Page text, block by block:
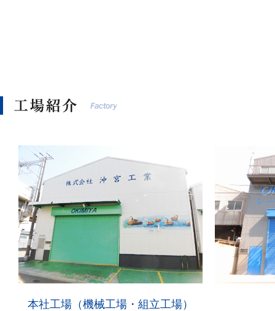
本社工場（機械工場・組立工場）